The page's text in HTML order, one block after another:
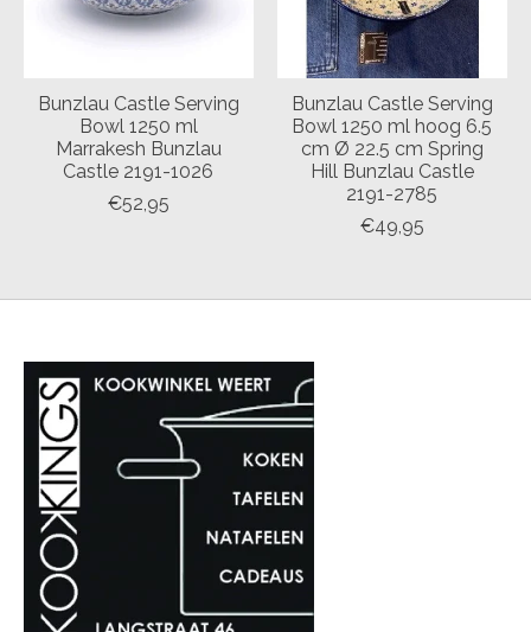
Bunzlau Castle Serving
Bowl 1250 ml
Marrakesh Bunzlau
Castle 2191-1026
€52,95
Bunzlau Castle Serving
Bowl 1250 ml hoog 6.5
cm Ø 22.5 cm Spring
Hill Bunzlau Castle
2191-2785
€49,95